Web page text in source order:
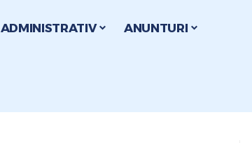
ADMINISTRATIV ANUNTURI